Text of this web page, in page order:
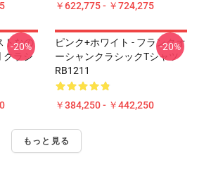
￥622,775 - ￥724,275
トなの
クラシ
-20%
ピンク+ホワイト - フランクオ
ーシャンクラシックTシャツ
RB1211
￥384,250 - ￥442,250
-20%
もっと見る